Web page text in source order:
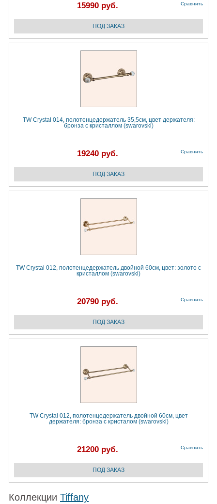
15990 руб. Сравнить
TW Crystal 014, полотенцедержатель 35,5см, цвет держателя:
бронза с кристаллом (swarovski)
19240 руб. Сравнить
TW Crystal 012, полотенцедержатель двойной 60см, цвет: золото с
кристаллом (swarovski)
20790 руб. Сравнить
TW Crystal 012, полотенцедержатель двойной 60см, цвет
держателя: бронза с кристалом (swarovski)
21200 руб. Сравнить
Коллекции Tiffany